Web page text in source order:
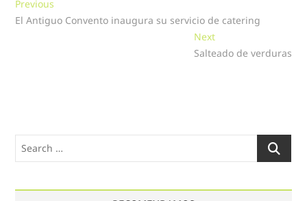
Navegación
de
Previous
post:
El Antiguo Convento inaugura su servicio de catering
NextNext
post:
Salteado de verduras
Search